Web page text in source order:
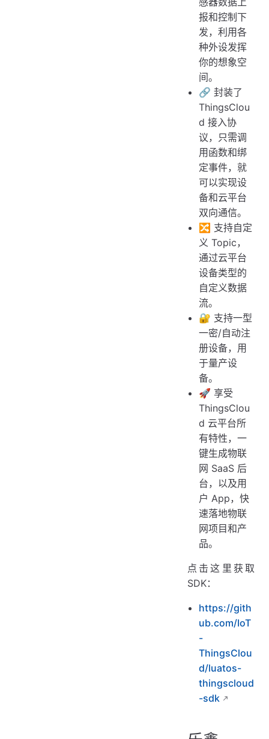
报和控制下
发，利用各
种外设发挥
你的想象空
间。
🔗 封装了
ThingsClou
d 接入协
议，只需调
用函数和绑
定事件，就
可以实现设
备和云平台
双向通信。
🔀 支持自定
义 Topic，
通过云平台
设备类型的
自定义数据
流。
🔐 支持一型
一密/自动注
册设备，用
于量产设
备。
🚀 享受
ThingsClou
d 云平台所
有特性，一
键生成物联
网 SaaS 后
台，以及用
户 App，快
速落地物联
网项目和产
品。
点击这里获取
SDK：
https://gith
ub.com/IoT
-
ThingsClou
d/luatos-
thingscloud
-sdk